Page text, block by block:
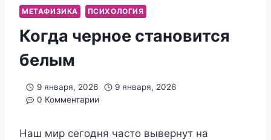
МЕТАФИЗИКА ПСИХОЛОГИЯ
Когда черное становится
белым
9 января, 2026
9 января, 2026
0 Комментарии
Наш мир сегодня часто вывернут на